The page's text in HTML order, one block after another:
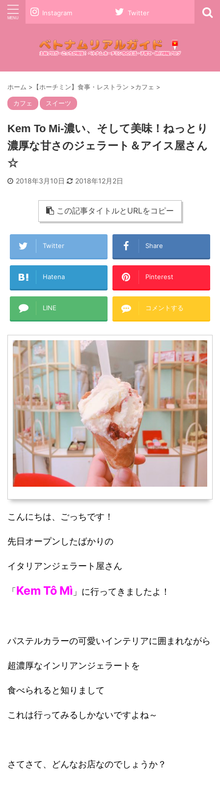
Instagram Twitter
ホーム > 【ホーチミン】食事・レストラン >カフェ >
カフェ スイーツ
Kem To Mi-濃い、そして美味！ねっとり
濃厚な甘さのジェラート＆アイス屋さん
☆
2018年3月10日 2018年12月2日
この記事タイトルとURLをコピー
Twitter Share
Hatena Pinterest
LINE コメントする
こんにちは、ごっちです！
先日オープンしたばかりの
イタリアンジェラート屋さん
「 Kem Tô Mì 」に行ってきましたよ！
パステルカラーの可愛いインテリアに囲まれながら
超濃厚なインリアンジェラートを
食べられると知りまして
これは行ってみるしかないですよね～
さてさて、どんなお店なのでしょうか？